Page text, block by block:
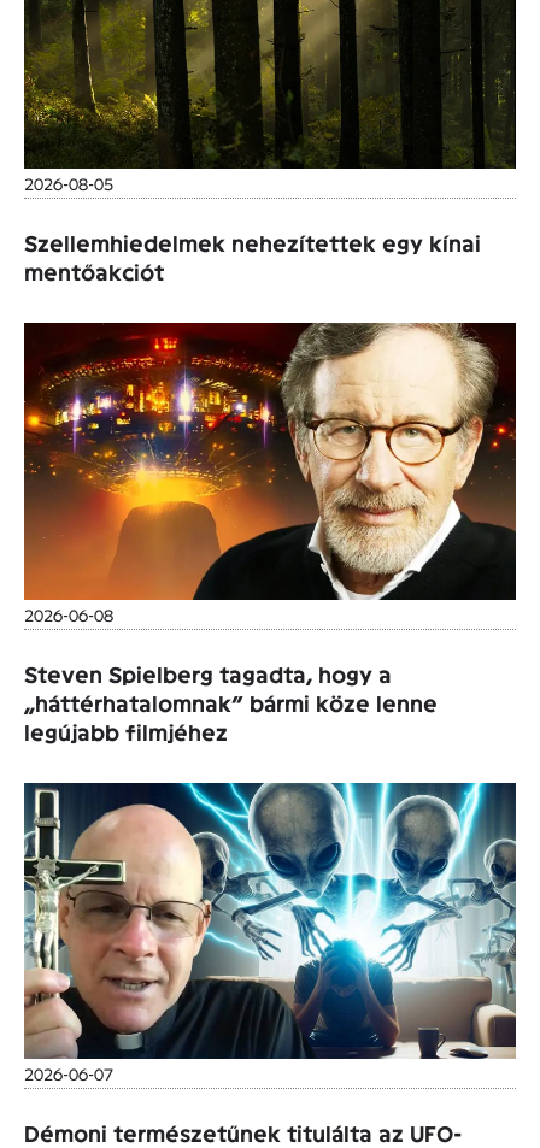
2026-08-05
Szellemhiedelmek nehezítettek egy kínai
mentőakciót
2026-06-08
Steven Spielberg tagadta, hogy a
„háttérhatalomnak” bármi köze lenne
legújabb filmjéhez
2026-06-07
Démoni természetűnek titulálta az UFO-